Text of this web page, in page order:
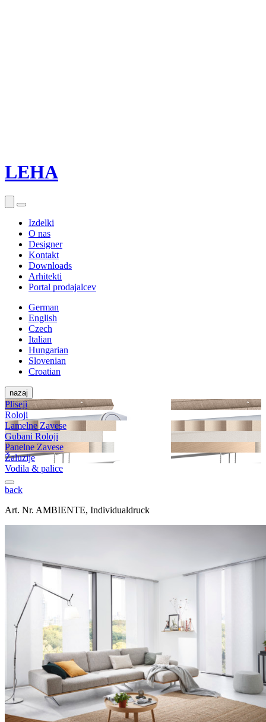
LEHA
Izdelki
O nas
Designer
Kontakt
Downloads
Arhitekti
Portal prodajalcev
German
English
Czech
Italian
Hungarian
Slovenian
Croatian
nazaj
Pliseji
Roloji
Lamelne Zavese
Gubani Roloji
Panelne Zavese
Žaluzije
Vodila & palice
back
Art. Nr. AMBIENTE, Individualdruck